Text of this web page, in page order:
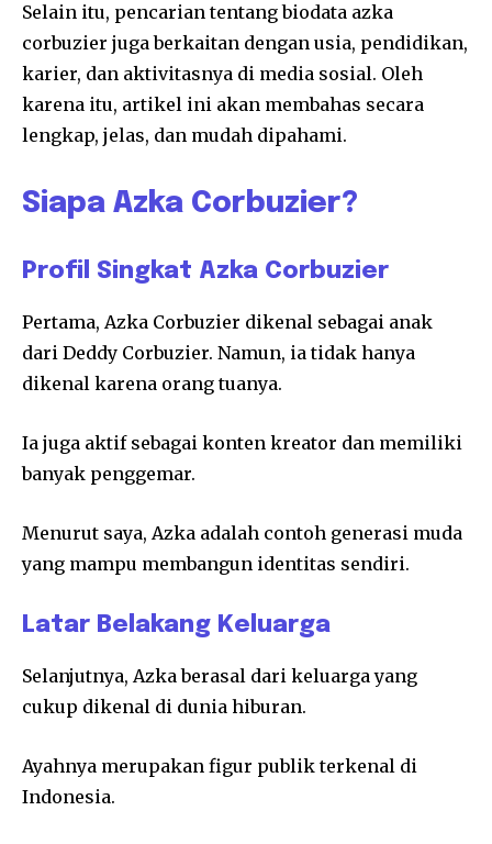
Selain itu, pencarian tentang biodata azka
corbuzier juga berkaitan dengan usia, pendidikan,
karier, dan aktivitasnya di media sosial. Oleh
karena itu, artikel ini akan membahas secara
lengkap, jelas, dan mudah dipahami.
Siapa Azka Corbuzier?
Profil Singkat Azka Corbuzier
Pertama, Azka Corbuzier dikenal sebagai anak
dari Deddy Corbuzier. Namun, ia tidak hanya
dikenal karena orang tuanya.
Ia juga aktif sebagai konten kreator dan memiliki
banyak penggemar.
Menurut saya, Azka adalah contoh generasi muda
yang mampu membangun identitas sendiri.
Latar Belakang Keluarga
Selanjutnya, Azka berasal dari keluarga yang
cukup dikenal di dunia hiburan.
Ayahnya merupakan figur publik terkenal di
Indonesia.